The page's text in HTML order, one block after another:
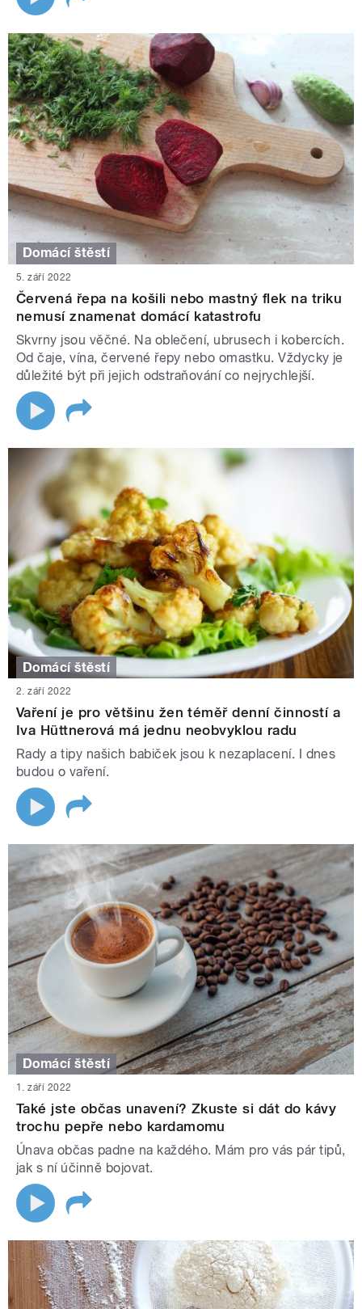
Domácí štěstí
5. září 2022
Červená řepa na košili nebo mastný flek na triku
nemusí znamenat domácí katastrofu
Skvrny jsou věčné. Na oblečení, ubrusech i kobercích.
Od čaje, vína, červené řepy nebo omastku. Vždycky je
důležité být při jejich odstraňování co nejrychlejší.
Domácí štěstí
2. září 2022
Vaření je pro většinu žen téměř denní činností a
Iva Hüttnerová má jednu neobvyklou radu
Rady a tipy našich babiček jsou k nezaplacení. I dnes
budou o vaření.
Domácí štěstí
1. září 2022
Také jste občas unavení? Zkuste si dát do kávy
trochu pepře nebo kardamomu
Únava občas padne na každého. Mám pro vás pár tipů,
jak s ní účinně bojovat.